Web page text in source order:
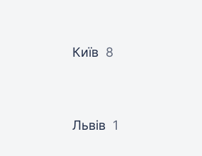
Київ 8
Львів 1